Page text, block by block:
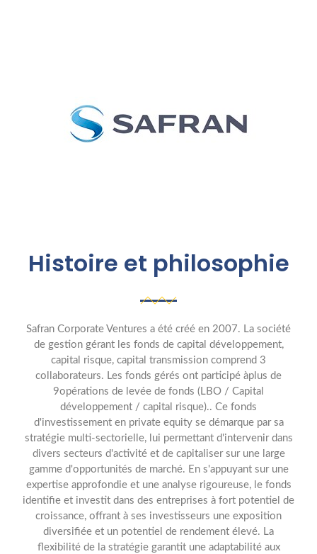
Histoire et philosophie
Safran Corporate Ventures a été créé en 2007. La société
de gestion gérant les fonds de capital développement,
capital risque, capital transmission comprend 3
collaborateurs. Les fonds gérés ont participé àplus de
9opérations de levée de fonds (LBO / Capital
développement / capital risque).. Ce fonds
d'investissement en private equity se démarque par sa
stratégie multi-sectorielle, lui permettant d'intervenir dans
divers secteurs d'activité et de capitaliser sur une large
gamme d'opportunités de marché. En s'appuyant sur une
expertise approfondie et une analyse rigoureuse, le fonds
identifie et investit dans des entreprises à fort potentiel de
croissance, offrant à ses investisseurs une exposition
diversifiée et un potentiel de rendement élevé. La
flexibilité de la stratégie garantit une adaptabilité aux